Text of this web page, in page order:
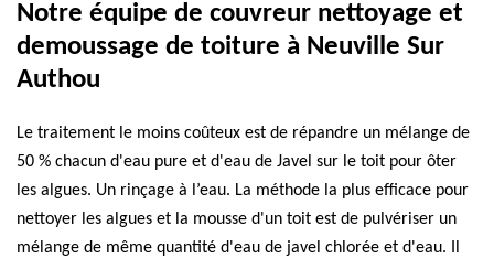
Notre équipe de couvreur nettoyage et
demoussage de toiture à Neuville Sur
Authou
Le traitement le moins coûteux est de répandre un mélange de
50 % chacun d'eau pure et d'eau de Javel sur le toit pour ôter
les algues. Un rinçage à l’eau. La méthode la plus efficace pour
nettoyer les algues et la mousse d'un toit est de pulvériser un
mélange de même quantité d'eau de javel chlorée et d'eau. Il